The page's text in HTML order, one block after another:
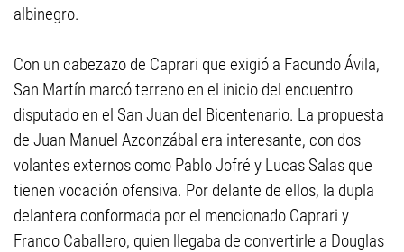
albinegro.
Con un cabezazo de Caprari que exigió a Facundo Ávila,
San Martín marcó terreno en el inicio del encuentro
disputado en el San Juan del Bicentenario. La propuesta
de Juan Manuel Azconzábal era interesante, con dos
volantes externos como Pablo Jofré y Lucas Salas que
tienen vocación ofensiva. Por delante de ellos, la dupla
delantera conformada por el mencionado Caprari y
Franco Caballero, quien llegaba de convertirle a Douglas